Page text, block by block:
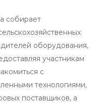
собирает
оборудования,
участникам
с
технологиями,
поставщиков, а